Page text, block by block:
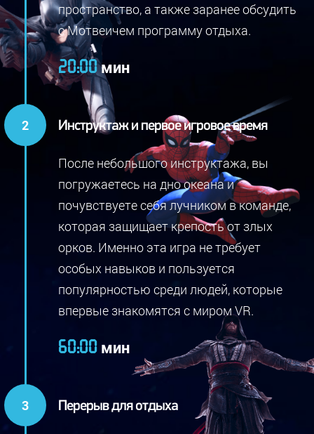
пространство, а также заранее обсудить
с Мотвеичем программу отдыха.
20:00мин
Инструктаж и первое игровое время
После небольшого инструктажа, вы
погружаетесь на дно океана и
почувствуете себя лучником в команде,
которая защищает крепость от злых
орков. Именно эта игра не требует
особых навыков и пользуется
популярностью среди людей, которые
впервые знакомятся с миром VR.
60:00 мин
Перерыв для отдыха